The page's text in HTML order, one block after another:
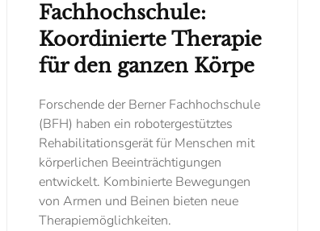
Fachhochschule:
Koordinierte Therapie
für den ganzen Körpe
Forschende der Berner Fachhochschule
(BFH) haben ein robotergestütztes
Rehabilitationsgerät für Menschen mit
körperlichen Beeinträchtigungen
entwickelt. Kombinierte Bewegungen
von Armen und Beinen bieten neue
Therapiemöglichkeiten.